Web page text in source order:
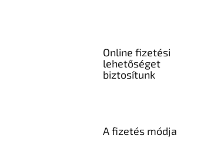
Online fizetési
lehetőséget
biztosítunk
A fizetés módja